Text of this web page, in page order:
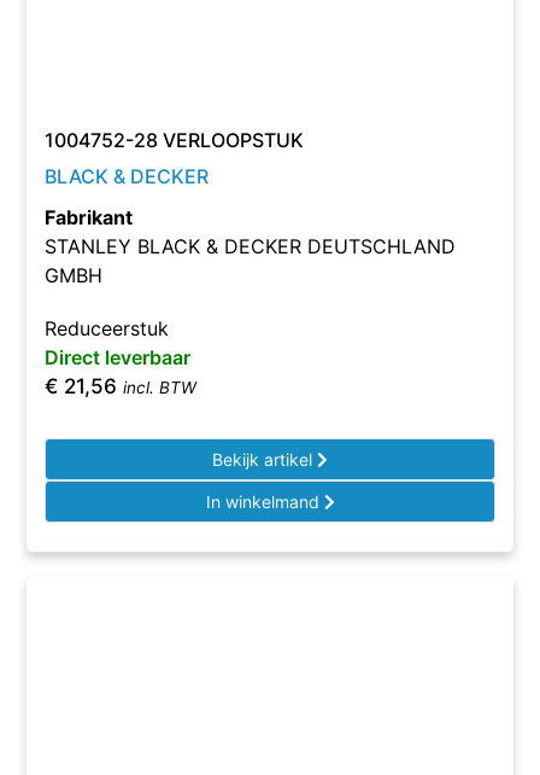
1004752-28 VERLOOPSTUK
BLACK & DECKER
Fabrikant
STANLEY BLACK & DECKER DEUTSCHLAND
GMBH
Reduceerstuk
Direct leverbaar
€ 21,56 incl. BTW
Bekijk artikel
In winkelmand